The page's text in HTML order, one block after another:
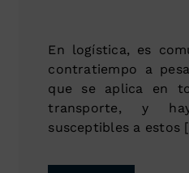
En logística, es
contratiempo a
que se aplica en
transporte, y
susceptibles a estos